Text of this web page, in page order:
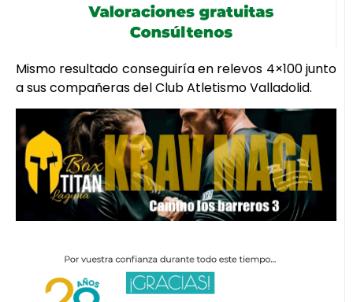
Mismo resultado conseguiría en relevos 4×100 junto
a sus compañeras del Club Atletismo Valladolid.